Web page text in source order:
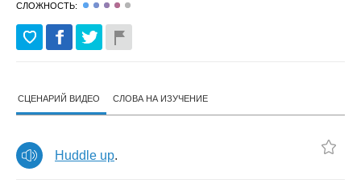
СЛОЖНОСТЬ:
СЦЕНАРИЙ ВИДЕО СЛОВА НА ИЗУЧЕНИЕ
Huddle up.